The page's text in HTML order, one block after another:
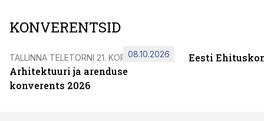
KONVERENTSID
TALLINNA TELETORNI 21. KORRUSEL
Arhitektuuri ja arenduse
konverents 2026
08.10.2026 Eesti